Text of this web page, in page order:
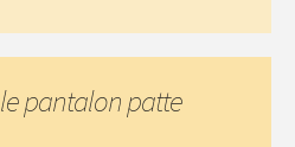
le pantalon patte